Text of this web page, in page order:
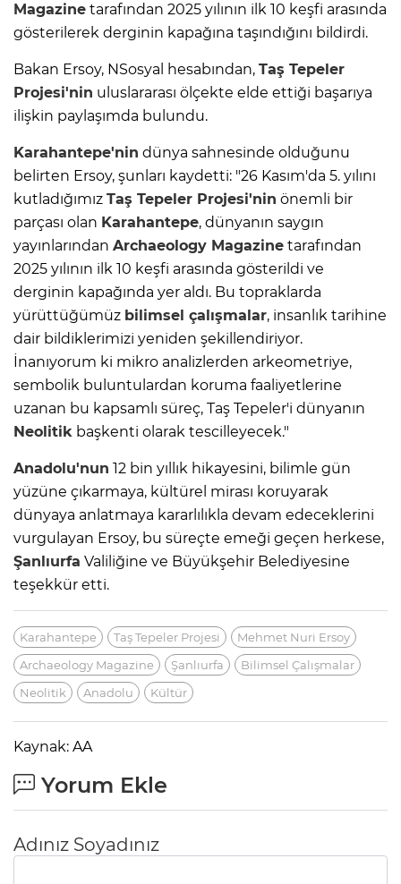
Magazine tarafından 2025 yılının ilk 10 keşfi arasında
gösterilerek derginin kapağına taşındığını bildirdi.
Bakan Ersoy, NSosyal hesabından, Taş Tepeler
Projesi'nin uluslararası ölçekte elde ettiği başarıya
ilişkin paylaşımda bulundu.
Karahantepe'nin dünya sahnesinde olduğunu
belirten Ersoy, şunları kaydetti: "26 Kasım'da 5. yılını
kutladığımız Taş Tepeler Projesi'nin önemli bir
parçası olan Karahantepe, dünyanın saygın
yayınlarından Archaeology Magazine tarafından
2025 yılının ilk 10 keşfi arasında gösterildi ve
derginin kapağında yer aldı. Bu topraklarda
yürüttüğümüz bilimsel çalışmalar, insanlık tarihine
dair bildiklerimizi yeniden şekillendiriyor.
İnanıyorum ki mikro analizlerden arkeometriye,
sembolik buluntulardan koruma faaliyetlerine
uzanan bu kapsamlı süreç, Taş Tepeler'i dünyanın
Neolitik başkenti olarak tescilleyecek."
Anadolu'nun 12 bin yıllık hikayesini, bilimle gün
yüzüne çıkarmaya, kültürel mirası koruyarak
dünyaya anlatmaya kararlılıkla devam edeceklerini
vurgulayan Ersoy, bu süreçte emeği geçen herkese,
Şanlıurfa Valiliğine ve Büyükşehir Belediyesine
teşekkür etti.
Karahantepe Taş Tepeler Projesi
Mehmet Nuri Ersoy
Archaeology Magazine
Şanlıurfa
Bilimsel Çalışmalar
Neolitik
Anadolu Kültür
Kaynak: AA
Yorum Ekle
Adınız Soyadınız